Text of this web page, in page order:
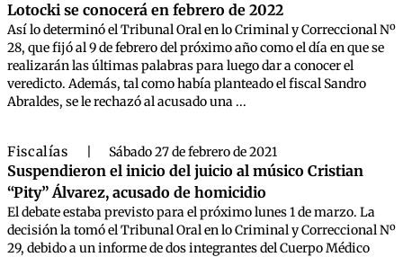
Lotocki se conocerá en febrero de 2022
Así lo determinó el Tribunal Oral en lo Criminal y Correccional Nº
28, que fijó al 9 de febrero del próximo año como el día en que se
realizarán las últimas palabras para luego dar a conocer el
veredicto. Además, tal como había planteado el fiscal Sandro
Abraldes, se le rechazó al acusado una ...
Fiscalías Sábado 27 de febrero de 2021
Suspendieron el inicio del juicio al músico Cristian
“Pity” Álvarez, acusado de homicidio
El debate estaba previsto para el próximo lunes 1 de marzo. La
decisión la tomó el Tribunal Oral en lo Criminal y Correccional Nº
29, debido a un informe de dos integrantes del Cuerpo Médico